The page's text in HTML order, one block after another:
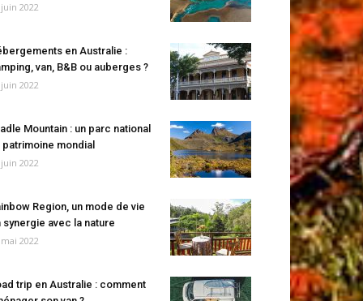
2022
en Australie :
van, B&B ou auberges ?
2022
Mountain : un parc national
patrimoine mondial
2022
Region, un mode de vie
synergie avec la nature
2022
trip en Australie : comment